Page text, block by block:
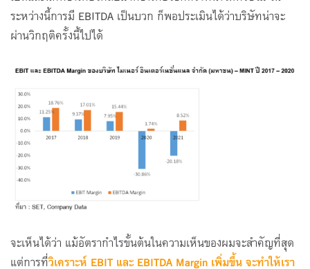
ระหว่างนี้การมี EBITDA เป็นบวก ก็พอประเมินได้ว่าบริษัทน่าจะ
ผ่านวิกฤติครั้งนี้ไปได้
จะเห็นได้ว่า แม้อัตรากำไรขั้นต้นในความเห็นของผมจะสำคัญที่สุด
แต่การที่วิเคราะห์ EBIT และ EBITDA Margin เพิ่มขึ้น จะทำให้เรา